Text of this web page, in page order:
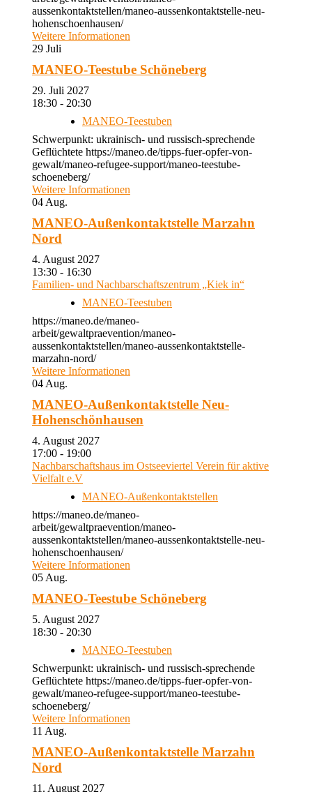
aussenkontaktstellen/maneo-aussenkontaktstelle-neu-
hohenschoenhausen/
Weitere Informationen
29 Juli
MANEO-Teestube Schöneberg
29. Juli 2027
18:30 - 20:30
MANEO-Teestuben
Schwerpunkt: ukrainisch- und russisch-sprechende
Geflüchtete https://maneo.de/tipps-fuer-opfer-von-
gewalt/maneo-refugee-support/maneo-teestube-
schoeneberg/
Weitere Informationen
04 Aug.
MANEO-Außenkontaktstelle Marzahn
Nord
4. August 2027
13:30 - 16:30
Familien- und Nachbarschaftszentrum „Kiek in“
MANEO-Teestuben
https://maneo.de/maneo-
arbeit/gewaltpraevention/maneo-
aussenkontaktstellen/maneo-aussenkontaktstelle-
marzahn-nord/
Weitere Informationen
04 Aug.
MANEO-Außenkontaktstelle Neu-
Hohenschönhausen
4. August 2027
17:00 - 19:00
Nachbarschaftshaus im Ostseeviertel Verein für aktive
Vielfalt e.V
MANEO-Außenkontaktstellen
https://maneo.de/maneo-
arbeit/gewaltpraevention/maneo-
aussenkontaktstellen/maneo-aussenkontaktstelle-neu-
hohenschoenhausen/
Weitere Informationen
05 Aug.
MANEO-Teestube Schöneberg
5. August 2027
18:30 - 20:30
MANEO-Teestuben
Schwerpunkt: ukrainisch- und russisch-sprechende
Geflüchtete https://maneo.de/tipps-fuer-opfer-von-
gewalt/maneo-refugee-support/maneo-teestube-
schoeneberg/
Weitere Informationen
11 Aug.
MANEO-Außenkontaktstelle Marzahn
Nord
11. August 2027